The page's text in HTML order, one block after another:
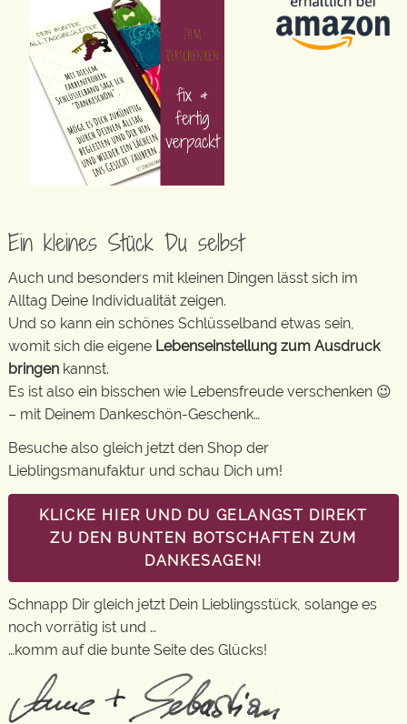
Ein kleines Stück Du selbst
Auch und besonders mit kleinen Dingen lässt sich im
Alltag Deine Individualität zeigen.
Und so kann ein schönes Schlüsselband etwas sein,
womit sich die eigene Lebenseinstellung zum Ausdruck
bringen kannst.
Es ist also ein bisschen wie Lebensfreude verschenken 😉
– mit Deinem Dankeschön-Geschenk…
Besuche also gleich jetzt den Shop der
Lieblingsmanufaktur und schau Dich um!
KLICKE HIER UND DU GELANGST DIREKT
ZU DEN BUNTEN BOTSCHAFTEN ZUM
DANKESAGEN!
Schnapp Dir gleich jetzt Dein Lieblingsstück, solange es
noch vorrätig ist und …
…komm auf die bunte Seite des Glücks!